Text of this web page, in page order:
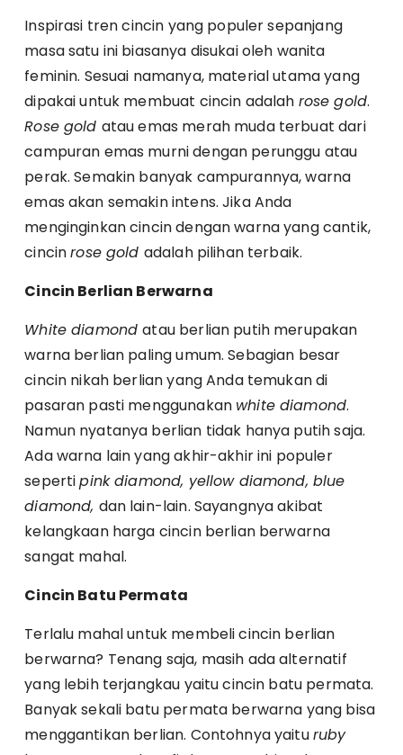
Inspirasi tren cincin yang populer sepanjang
masa satu ini biasanya disukai oleh wanita
feminin. Sesuai namanya, material utama yang
dipakai untuk membuat cincin adalah rose gold.
Rose gold atau emas merah muda terbuat dari
campuran emas murni dengan perunggu atau
perak. Semakin banyak campurannya, warna
emas akan semakin intens. Jika Anda
menginginkan cincin dengan warna yang cantik,
cincinrose gold adalah pilihan terbaik.
Cincin Berlian Berwarna
White diamondatau berlian putih merupakan
warna berlian paling umum. Sebagian besar
cincin nikah berlian yang Anda temukan di
pasaran pasti menggunakan white diamond.
Namun nyatanya berlian tidak hanya putih saja.
Ada warna lain yang akhir-akhir ini populer
sepertipink diamond, yellow diamond, blue
diamond, dan lain-lain. Sayangnya akibat
kelangkaan harga cincin berlian berwarna
sangat mahal.
Cincin Batu Permata
Terlalu mahal untuk membeli cincin berlian
berwarna? Tenang saja, masih ada alternatif
yang lebih terjangkau yaitu cincin batu permata.
Banyak sekali batu permata berwarna yang bisa
menggantikan berlian. Contohnya yaituruby